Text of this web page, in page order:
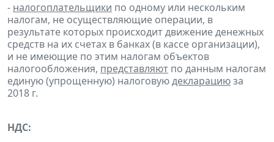
- налогоплательщики по одному или нескольким
налогам, не осуществляющие операции, в
результате которых происходит движение денежных
средств на их счетах в банках (в кассе организации),
и не имеющие по этим налогам объектов
налогообложения, представляют по данным налогам
единую (упрощенную) налоговуюдекларациюза
2018 г.
НДС: